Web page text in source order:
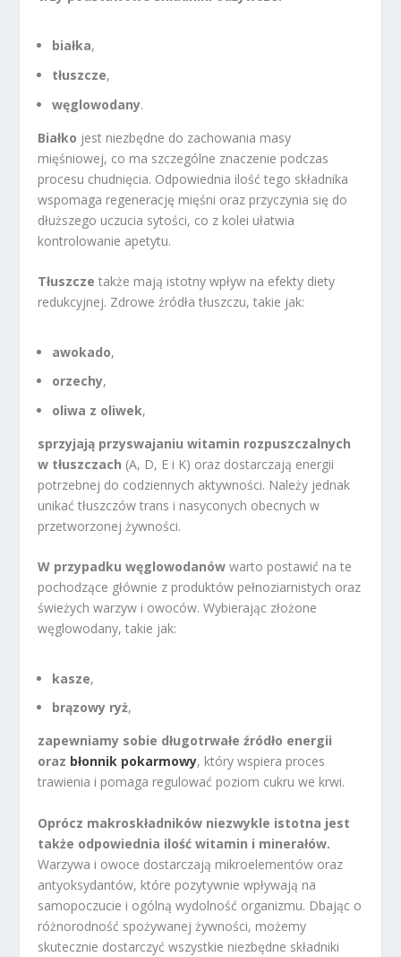
białka,
tłuszcze,
węglowodany.
Białko jest niezbędne do zachowania masy
mięśniowej, co ma szczególne znaczenie podczas
procesu chudnięcia. Odpowiednia ilość tego składnika
wspomaga regenerację mięśni oraz przyczynia się do
dłuższego uczucia sytości, co z kolei ułatwia
kontrolowanie apetytu.
Tłuszcze także mają istotny wpływ na efekty diety
redukcyjnej. Zdrowe źródła tłuszczu, takie jak:
awokado,
orzechy,
oliwa z oliwek,
sprzyjają przyswajaniu witamin rozpuszczalnych
w tłuszczach (A, D, E i K) oraz dostarczają energii
potrzebnej do codziennych aktywności. Należy jednak
unikać tłuszczów trans i nasyconych obecnych w
przetworzonej żywności.
W przypadku węglowodanów warto postawić na te
pochodzące głównie z produktów pełnoziarnistych oraz
świeżych warzyw i owoców. Wybierając złożone
węglowodany, takie jak:
kasze,
brązowy ryż,
zapewniamy sobie długotrwałe źródło energii
oraz błonnik pokarmowy, który wspiera proces
trawienia i pomaga regulować poziom cukru we krwi.
Oprócz makroskładników niezwykle istotna jest
także odpowiednia ilość witamin i minerałów.
Warzywa i owoce dostarczają mikroelementów oraz
antyoksydantów, które pozytywnie wpływają na
samopoczucie i ogólną wydolność organizmu. Dbając o
różnorodność spożywanej żywności, możemy
skutecznie dostarczyć wszystkie niezbędne składniki